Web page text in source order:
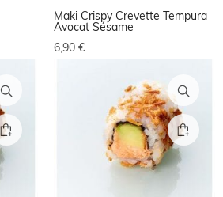
Maki Crispy Crevette Tempura
Avocat Sésame
6,90 €